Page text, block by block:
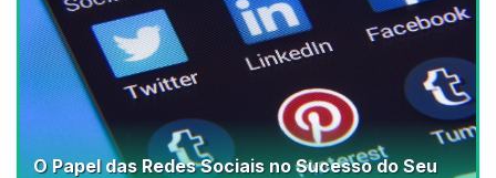
O Papel das Redes Sociais no Sucesso do Seu